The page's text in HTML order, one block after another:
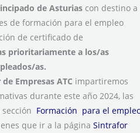
de Asturias con destino a
de formación para el empleo
de certificado de
prioritariamente a los/as
as.
Empresas ATC impartiremos
durante este año 2024, las
Formación para el
que ir a la página Sintrafor